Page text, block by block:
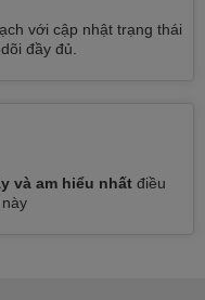
với cập nhật trạng thái
đầy đủ.
và am hiểu nhất điều